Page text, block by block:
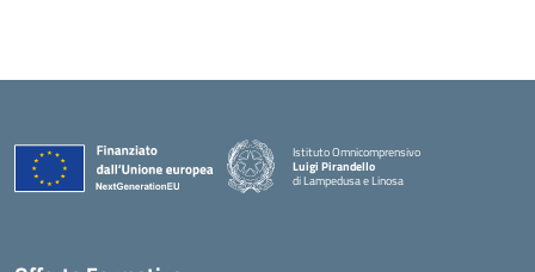
Istituto Omnicomprensivo
Luigi Pirandello
di Lampedusa e Linosa